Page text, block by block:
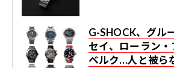
G-SHOCK、グル
セイ、ローラン
ベルク…人と被ら